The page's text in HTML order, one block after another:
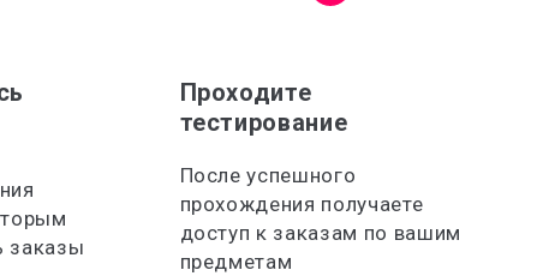
заказы
Проходите
тестирование
После успешного
прохождения получаете
доступ к заказам по вашим
предметам